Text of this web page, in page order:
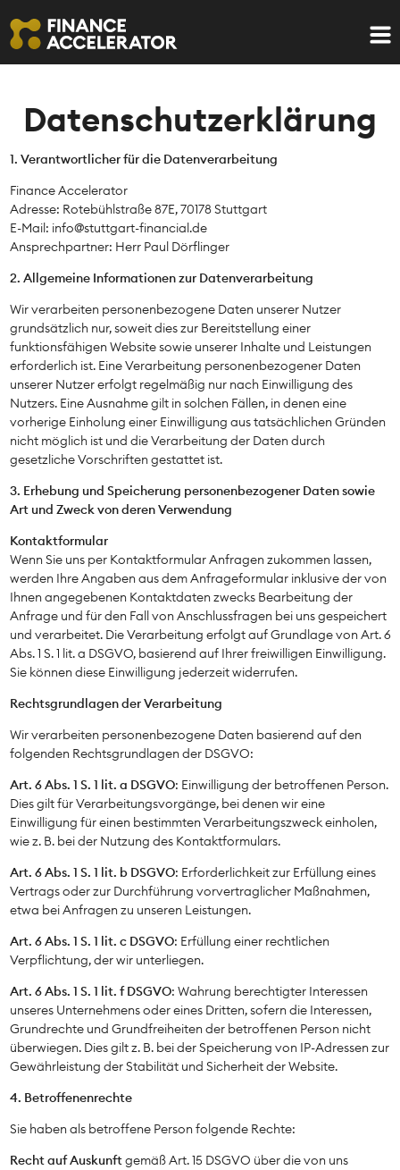
Datenschutzerklärung
1. Verantwortlicher für die Datenverarbeitung
Finance Accelerator
Adresse: Rotebühlstraße 87E, 70178 Stuttgart
E-Mail: info@stuttgart-financial.de
Ansprechpartner: Herr Paul Dörflinger
2. Allgemeine Informationen zur Datenverarbeitung
Wir verarbeiten personenbezogene Daten unserer Nutzer
grundsätzlich nur, soweit dies zur Bereitstellung einer
funktionsfähigen Website sowie unserer Inhalte und Leistungen
erforderlich ist. Eine Verarbeitung personenbezogener Daten
unserer Nutzer erfolgt regelmäßig nur nach Einwilligung des
Nutzers. Eine Ausnahme gilt in solchen Fällen, in denen eine
vorherige Einholung einer Einwilligung aus tatsächlichen Gründen
nicht möglich ist und die Verarbeitung der Daten durch
gesetzliche Vorschriften gestattet ist.
3. Erhebung und Speicherung personenbezogener Daten sowie
Art und Zweck von deren Verwendung
Kontaktformular
Wenn Sie uns per Kontaktformular Anfragen zukommen lassen,
werden Ihre Angaben aus dem Anfrageformular inklusive der von
Ihnen angegebenen Kontaktdaten zwecks Bearbeitung der
Anfrage und für den Fall von Anschlussfragen bei uns gespeichert
und verarbeitet. Die Verarbeitung erfolgt auf Grundlage von Art. 6
Abs. 1 S. 1 lit. a DSGVO, basierend auf Ihrer freiwilligen Einwilligung.
Sie können diese Einwilligung jederzeit widerrufen.
Rechtsgrundlagen der Verarbeitung
Wir verarbeiten personenbezogene Daten basierend auf den
folgenden Rechtsgrundlagen der DSGVO:
Art. 6 Abs. 1 S. 1 lit. a DSGVO: Einwilligung der betroffenen Person.
Dies gilt für Verarbeitungsvorgänge, bei denen wir eine
Einwilligung für einen bestimmten Verarbeitungszweck einholen,
wie z. B. bei der Nutzung des Kontaktformulars.
Art. 6 Abs. 1 S. 1 lit. b DSGVO: Erforderlichkeit zur Erfüllung eines
Vertrags oder zur Durchführung vorvertraglicher Maßnahmen,
etwa bei Anfragen zu unseren Leistungen.
Art. 6 Abs. 1 S. 1 lit. c DSGVO: Erfüllung einer rechtlichen
Verpflichtung, der wir unterliegen.
Art. 6 Abs. 1 S. 1 lit. f DSGVO: Wahrung berechtigter Interessen
unseres Unternehmens oder eines Dritten, sofern die Interessen,
Grundrechte und Grundfreiheiten der betroffenen Person nicht
überwiegen. Dies gilt z. B. bei der Speicherung von IP-Adressen zur
Gewährleistung der Stabilität und Sicherheit der Website.
4. Betroffenenrechte
Sie haben als betroffene Person folgende Rechte:
Recht auf Auskunftgemäß Art. 15 DSGVO über die von uns